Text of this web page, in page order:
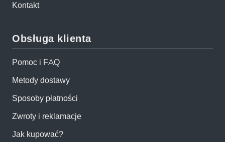
Kontakt
Obsługa klienta
Pomoc i FAQ
Metody dostawy
Sposoby płatności
Zwroty i reklamacje
Jak kupować?